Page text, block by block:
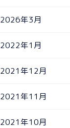
2026年3月
2022年1月
2021年12月
2021年11月
2021年10月